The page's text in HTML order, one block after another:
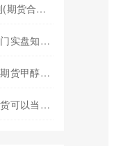
期货2205和2209的区别(期货合约2205什么意思)
期权的全面知识(期权入门实盘知识)
期货甲醇最新消息今天(期货甲醇最新消息今天行情)
期货必须当天卖出吗(期货可以当天买入卖出吗)